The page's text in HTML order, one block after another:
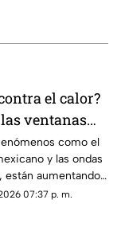
el calor?
ventanas
aluminio,
la ciencia
como el
y las ondas
están aumentando
en todo el
07:37 p. m.